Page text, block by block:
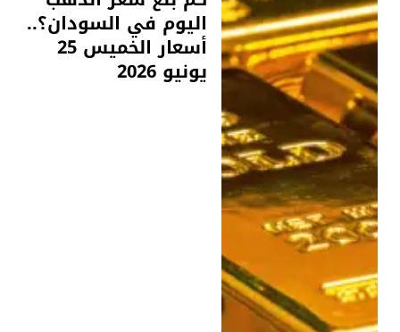
اليوم في السودان؟..
أسعار الخميس 25
يونيو 2026